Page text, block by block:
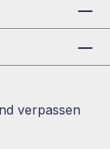
verpassen